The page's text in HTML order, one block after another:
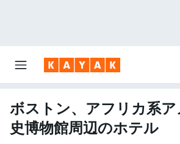
ボストン、アフリカ系
史博物館周辺のホテル